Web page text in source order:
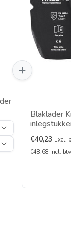
Blaklader
€40,23 Excl.
€48,68 Incl.